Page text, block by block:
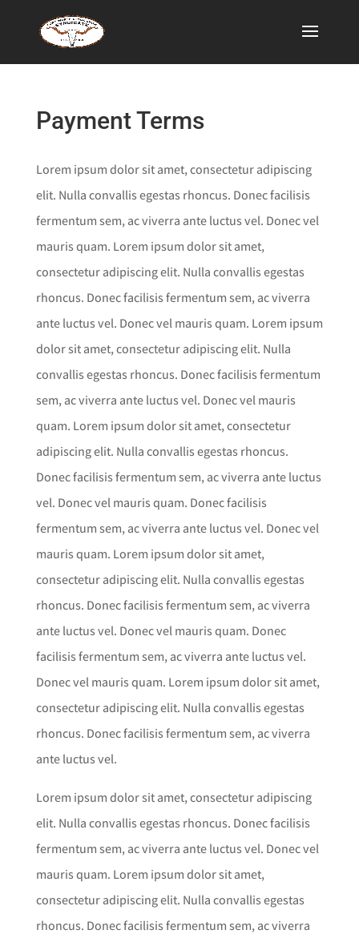
Payment Terms
Lorem ipsum dolor sit amet, consectetur adipiscing
elit. Nulla convallis egestas rhoncus. Donec facilisis
fermentum sem, ac viverra ante luctus vel. Donec vel
mauris quam. Lorem ipsum dolor sit amet,
consectetur adipiscing elit. Nulla convallis egestas
rhoncus. Donec facilisis fermentum sem, ac viverra
ante luctus vel. Donec vel mauris quam. Lorem ipsum
dolor sit amet, consectetur adipiscing elit. Nulla
convallis egestas rhoncus. Donec facilisis fermentum
sem, ac viverra ante luctus vel. Donec vel mauris
quam. Lorem ipsum dolor sit amet, consectetur
adipiscing elit. Nulla convallis egestas rhoncus.
Donec facilisis fermentum sem, ac viverra ante luctus
vel. Donec vel mauris quam. Donec facilisis
fermentum sem, ac viverra ante luctus vel. Donec vel
mauris quam. Lorem ipsum dolor sit amet,
consectetur adipiscing elit. Nulla convallis egestas
rhoncus. Donec facilisis fermentum sem, ac viverra
ante luctus vel. Donec vel mauris quam. Donec
facilisis fermentum sem, ac viverra ante luctus vel.
Donec vel mauris quam. Lorem ipsum dolor sit amet,
consectetur adipiscing elit. Nulla convallis egestas
rhoncus. Donec facilisis fermentum sem, ac viverra
ante luctus vel.
Lorem ipsum dolor sit amet, consectetur adipiscing
elit. Nulla convallis egestas rhoncus. Donec facilisis
fermentum sem, ac viverra ante luctus vel. Donec vel
mauris quam. Lorem ipsum dolor sit amet,
consectetur adipiscing elit. Nulla convallis egestas
rhoncus. Donec facilisis fermentum sem, ac viverra